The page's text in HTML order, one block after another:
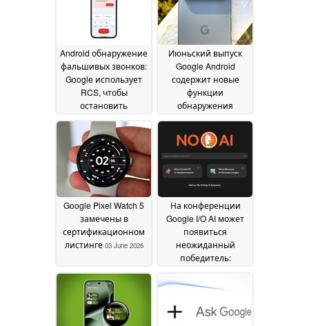
Android обнаружение
фальшивых звонков:
Google использует
RCS, чтобы
остановить
искусственным
интеллектом03 June
2026
Июньский выпуск
Google Android
содержит новые
функции
обнаружения
расширенную
поддержку AirDrop
June 2026
Google Pixel Watch 5
замечены в
сертификационном
листинге 03 June 2026
На конференции
Google I/O AI может
появиться
неожиданный
победитель:
2026